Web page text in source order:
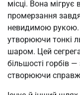
місці. Вона
промерзання
невидимою рукою.
утворюючи тонкі
шаром. Цей
більшості горбів
створюючи